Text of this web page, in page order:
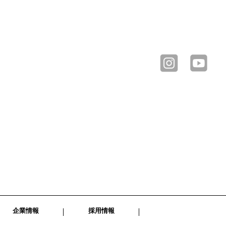
企業情報 採用情報